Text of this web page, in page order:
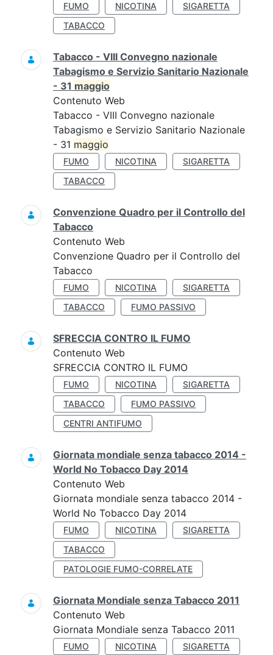
FUMO NICOTINA
SIGARETTA
TABACCO
Tabacco - VIII Convegno nazionale
Tabagismo e Servizio Sanitario Nazionale
- 31 maggio
Contenuto Web
Tabacco - VIII Convegno nazionale
Tabagismo e Servizio Sanitario Nazionale
- 31 maggio
FUMO NICOTINA
SIGARETTA
TABACCO
Convenzione Quadro per il Controllo del
Tabacco
Contenuto Web
Convenzione Quadro per il Controllo del
Tabacco
FUMO NICOTINA
SIGARETTA
TABACCO
FUMO PASSIVO
SFRECCIA CONTRO IL FUMO
Contenuto Web
SFRECCIA CONTRO IL FUMO
FUMO NICOTINA
SIGARETTA
TABACCO
FUMO PASSIVO
CENTRI ANTIFUMO
Giornata mondiale senza tabacco 2014 -
World No Tobacco Day 2014
Contenuto Web
Giornata mondiale senza tabacco 2014 -
World No Tobacco Day 2014
FUMO NICOTINA
SIGARETTA
TABACCO
PATOLOGIE FUMO-CORRELATE
Giornata Mondiale senza Tabacco 2011
Contenuto Web
Giornata Mondiale senza Tabacco 2011
FUMO NICOTINA
SIGARETTA